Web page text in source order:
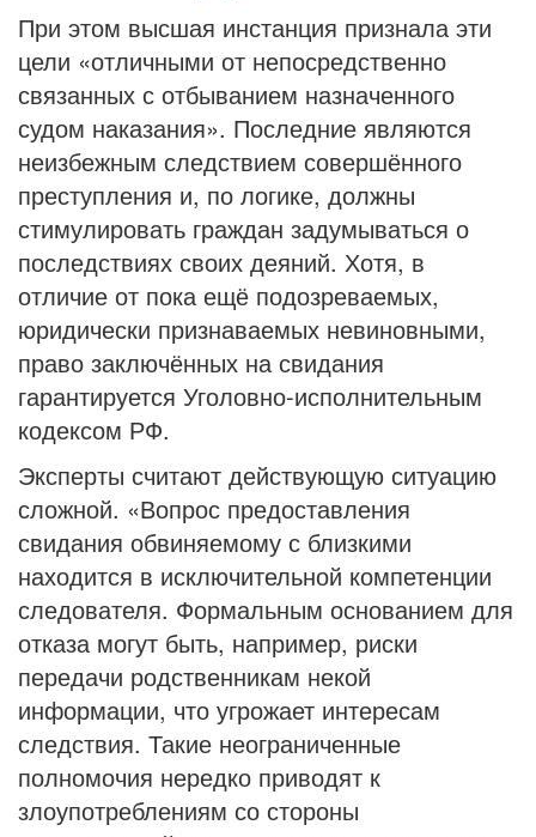
При этом высшая инстанция признала эти
цели «отличными от непосредственно
связанных с отбыванием назначенного
судом наказания». Последние являются
неизбежным следствием совершённого
преступления и, по логике, должны
стимулировать граждан задумываться о
последствиях своих деяний. Хотя, в
отличие от пока ещё подозреваемых,
юридически признаваемых невиновными,
право заключённых на свидания
гарантируется Уголовно-исполнительным
кодексом РФ.
Эксперты считают действующую ситуацию
сложной. «Вопрос предоставления
свидания обвиняемому с близкими
находится в исключительной компетенции
следователя. Формальным основанием для
отказа могут быть, например, риски
передачи родственникам некой
информации, что угрожает интересам
следствия. Такие неограниченные
полномочия нередко приводят к
злоупотреблениям со стороны